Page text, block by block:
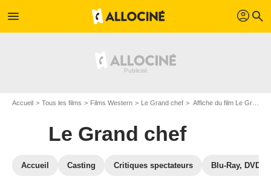
menu profil search
Accueil Tous les films Films Western Le Grand chef Affiche du film Le Grand chef - Photo 1
Le Grand chef
Accueil Casting Critiques spectateurs Blu-Ray, DVD